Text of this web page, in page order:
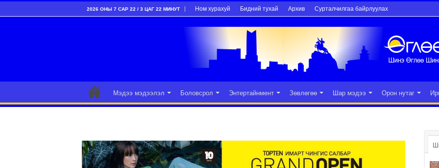
2026 ОНЫ 7 САР 22 / 3 ЦАГ 22 МИНУТ Ном хурахуй Бидний тухай Архив Сурталчилгаа байрлуулах
Мэдээ мэдээлэл Боловсрол Энтертайнмент Зөвлөгөө Шар мэдээ Орон нутаг